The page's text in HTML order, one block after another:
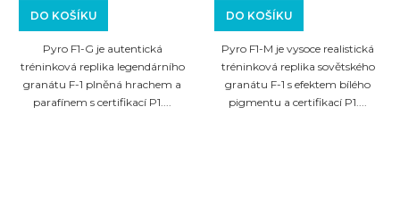
DO KOŠÍKU
Pyro F1-G je autentická
tréninková replika legendárního
granátu F-1 plněná hrachem a
parafínem s certifikací P1....
DO KOŠÍKU
Pyro F1-M je vysoce realistická
tréninková replika sovětského
granátu F-1 s efektem bílého
pigmentu a certifikací P1....